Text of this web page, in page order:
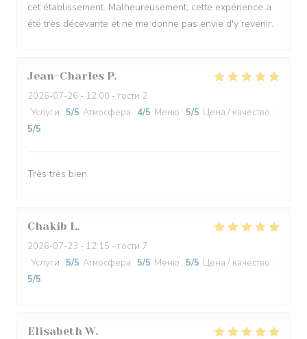
cet établissement. Malheureusement, cette expérience a
été très décevante et ne me donne pas envie d'y revenir.
Jean-Charles P
2026-07-26 - 12:00 - гости 2
Услуги : 5/5 Атмосфера : 4/5 Меню : 5/5 Цена / качество :
5/5
Très très bien
Chakib L
2026-07-23 - 12:15 - гости 7
Услуги : 5/5 Атмосфера : 5/5 Меню : 5/5 Цена / качество :
5/5
Elisabeth W